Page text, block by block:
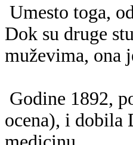
Umesto toga,
Dok su druge
muževima, ona
Godine 1892,
ocena), i dobila